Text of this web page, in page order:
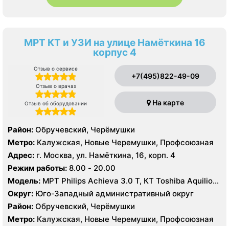
МРТ КТ и УЗИ на улице Намёткина 16
корпус 4
Отзыв о сервисе
Отзыв о врачах
Отзыв об оборудовании
+7(495)822-49-09
На карте
Район: Обручевский, Черёмушки
Метро: Калужская, Новые Черемушки, Профсоюзная
Адрес: г. Москва, ул. Намёткина, 16, корп. 4
Режим работы: 8.00 - 20.00
Модель: МРТ Philips Achieva 3.0 T, КТ Toshiba Aquilion
Prime 160 срезов УЗИ GE Logiq-9, Philips iU22, Philips
HDI 5000
Округ: Юго-Западный административный округ
Район: Обручевский, Черёмушки
Метро: Калужская, Новые Черемушки, Профсоюзная